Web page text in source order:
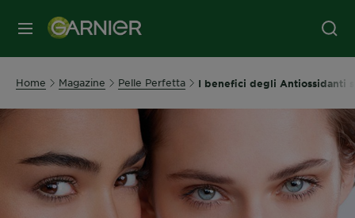
MENU
Home Magazine Pelle Perfetta I benefici degli Antiossidanti